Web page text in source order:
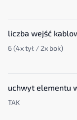
liczba wejść
6 (4x tył / 2x bok)
uchwyt elementu
TAK